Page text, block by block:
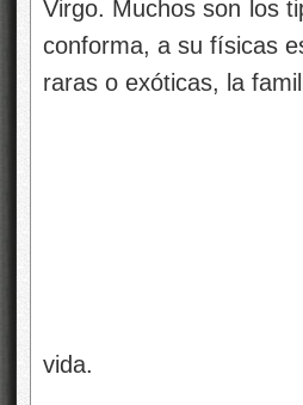
Virgo. Muchos son los
conforma, a su físicas
raras o exóticas, la
Y, en todo
vida.